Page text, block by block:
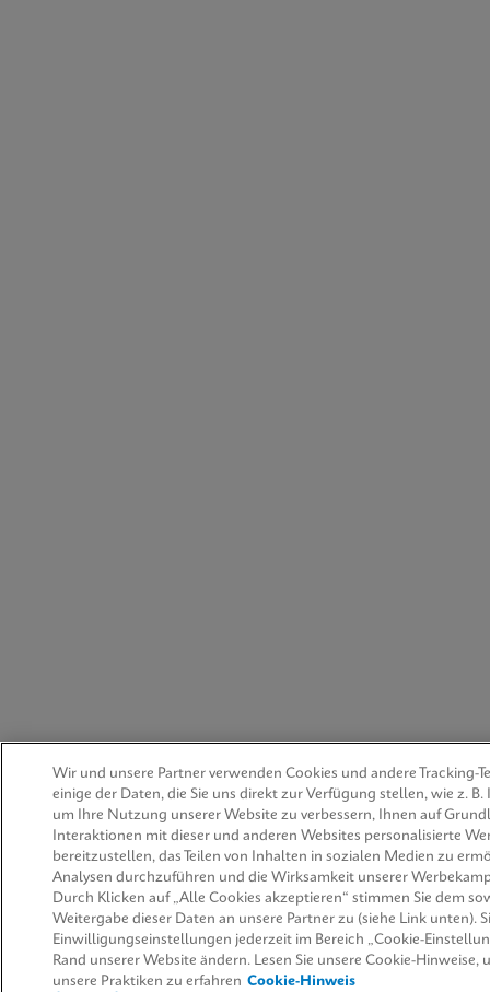
Wir und unsere Partner verwenden Cookies und andere Tracking-
einige der Daten, die Sie uns direkt zur Verfügung stellen, wie z.
um Ihre Nutzung unserer Website zu verbessern, Ihnen auf
Interaktionen mit dieser und anderen Websites personalisierte
bereitzustellen, das Teilen von Inhalten in sozialen Medien zu
Analysen durchzuführen und die Wirksamkeit unserer
Durch Klicken auf „Alle Cookies akzeptieren“ stimmen Sie dem
Weitergabe dieser Daten an unsere Partner zu (siehe Link unten).
Einwilligungseinstellungen jederzeit im Bereich „Cookie-
Rand unserer Website ändern. Lesen Sie unsere Cookie-Hinweise,
unsere Praktiken zu erfahren Cookie-Hinweis